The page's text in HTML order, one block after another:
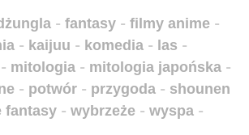
- fantasy - filmy anime -
- kaijuu - komedia - las -
- mitologia - mitologia japońska -
- potwór - przygoda - shounen
fantasy - wybrzeże - wyspa -